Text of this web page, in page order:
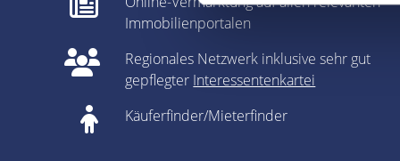
Immobilienportalen
Regionales Netzwerk inklusive sehr gut
gepflegter Interessentenkartei
Käuferfinder/Mieterfinder